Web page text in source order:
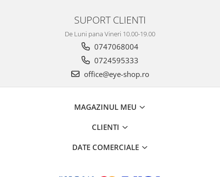
SUPORT CLIENTI
De Luni pana Vineri 10.00-19.00
0747068004
0724595333
office@eye-shop.ro
MAGAZINUL MEU
CLIENTI
DATE COMERCIALE